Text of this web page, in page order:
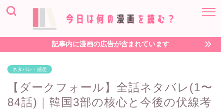
記事内に漫画の広告が含まれています
ネタバレ・感想
【ダークフォール】全話ネタバレ(1〜
84話)｜韓国3部の核心と今後の伏線考